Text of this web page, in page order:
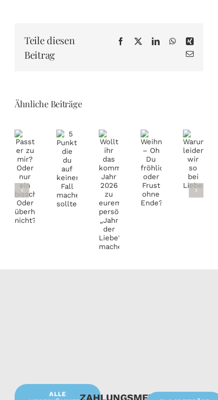
Teile diesen
Beitrag
Facebook LinkedInWhatsApp
Xing
E-
Ähnliche Beiträge
Passt
zu
mir?
Oder
nur
ein
bisschen?
Oder
Punkte
die
du
auf
keinen
Fall
das
kommende
Jahr
2026
zu
eurem
persönlichen
„Jahr
der
Oh
Du
fröhliche
oder
Frust
leiden
wir
so
bei
ALLE